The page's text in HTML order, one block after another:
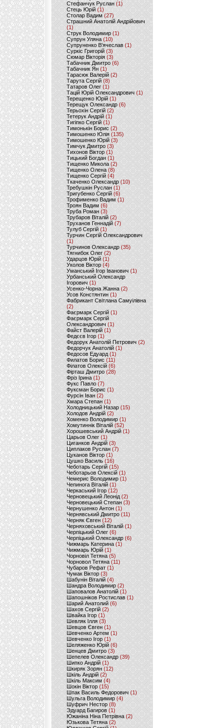
Стефанчук Руслан (1)
Стець Юрій (1)
Столар Вадим(27)
Страшний Анатолій Андрійович
(1)
Струк Володимир (1)
Супрун Уляна (10)
Супруненко В'ячеслав (1)
Суркіс Григорій (3)
Сюмар Вікторія (3)
Табачник Дмитро (6)
Табачник Ян(1)
Тарасюк Валерій (2)
Тарута Сергій (8)
Татаров Олег(1)
Тацій Юрій Олександрович(1)
Терещенко Юрій(1)
Терещук Олександр(6)
Терьохін Сергій (2)
Тетерук Андрій (1)
Тигіпко Сергій(1)
Тимонькін Борис (2)
Тимошенко Юлія (135)
Тимошенко Юрій(3)
Тимчук Дмитро (3)
Тихонов Віктор (1)
Тицький Богдан (1)
Тищенко Микола (2)
Тищенко Олена (8)
Тищенко Сергій (4)
Ткаченко Олександр (10)
Требушкін Руслан (1)
Тригубенко Сергій(6)
Трофименко Вадим (1)
Троян Вадим (6)
Труба Роман(3)
Трубаров Віталій (2)
Труханов Геннадій (7)
Тулуб Сергій(1)
Турчин Сергій Олександрович
(1)
Турчинов Олександр(35)
Тягнибок Олег (2)
Ударцов Юрій (1)
Уколов Віктор(4)
Уманський Ігор Іванович(1)
Урбанський Олександр
Ігорович (1)
Усенко-Чорна Жанна (2)
Усов Констянтин(1)
Фабрикант Світлана Самуілівна
(2)
Фаєрмарк Сергій(1)
Фаєрмарк Сергій
Олександрович (1)
Файст Валерій(1)
Федєєв Ігор (1)
Федорук Анатолій Петрович (2)
Федорчук Анатолій (1)
Федосов Едуард (1)
Филатов Борис (11)
Філатов Олексій (6)
Фірташ Дмитро (28)
Фріз Ірина (1)
Фукс Павло (7)
Фуксман Борис (1)
Фурсін Іван (2)
Хмара Степан(1)
Холодницький Назар(15)
Холодов Андрій (2)
Хоменко Володимир (1)
Хомутиннік Віталій (52)
Хорошевський Андрій (1)
Царьов Олег (1)
Циганков Андрій (3)
Циплаков Руслан(7)
Цуканов Віктор (1)
Цушко Василь (16)
Чеботарь Сергій (15)
Чеботарьов Олексій (1)
Чемерис Володимир (1)
Чепинога Віталій (1)
Черкаський Ігор (12)
Черновецький Леонід(2)
Черновецький Степан (3)
Чернушенко Антон (1)
Чернявський Дмитро(11)
Черняк Євген(12)
Черняховський Віталій (1)
Черпіцький Олег (6)
Черпіцький Олександр (6)
Чижмарь Катерина (1)
Чижмарь Юрій (1)
Чорновіл Тетяна (5)
Чорновол Тетяна (11)
Чубаров Рефат (1)
Чумак Віктор(3)
Шабунін Віталій (4)
Шандра Володимир (2)
Шаповалов Анатолій(1)
Шапошніков Ростислав(1)
Шарий Анатолий(6)
Шахов Сергій(2)
Швайка Ігор (1)
Шевляк Ілля (3)
Шевцов Євген (1)
Шевченко Артем(1)
Шевченко Ігор(1)
Шеляженко Юрій (6)
Шенцев Дмитро (3)
Шепелев Олександр (39)
Шипко Андрій(1)
Шкиряк Зорян(12)
Шкіль Андрій(2)
Шкіль Максим (4)
Шокін Віктор (15)
Шпак Василь Федорович (1)
Шульга Володимир (4)
Шуфрич Нестор(8)
Эдуард Багиров (1)
Южаніна Ніна Петрівна (2)
Юзькова Тетяна(2)